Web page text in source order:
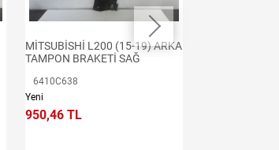
MİTSUBİSHİ L200 (15-19) ARKA
TAMPON BRAKETİ SAĞ
6410C638
Yeni
950,46 TL